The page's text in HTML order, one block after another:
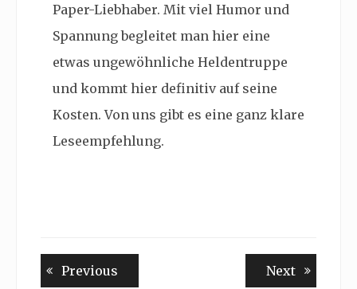
Paper-Liebhaber. Mit viel Humor und
Spannung begleitet man hier eine
etwas ungewöhnliche Heldentruppe
und kommt hier definitiv auf seine
Kosten. Von uns gibt es eine ganz klare
Leseempfehlung.
Beitragsnavigation
Previous NextNext